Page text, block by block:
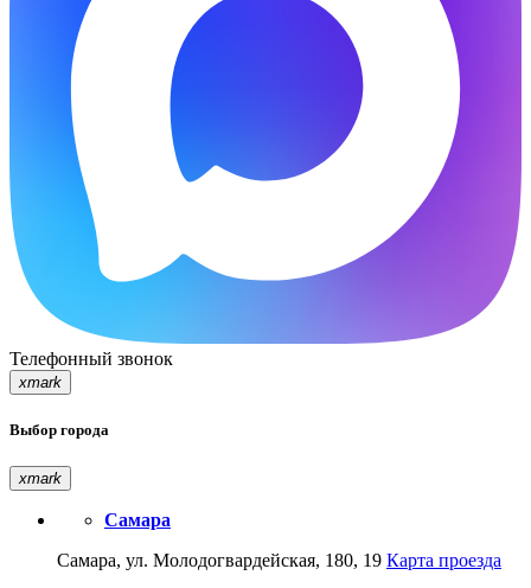
Телефонный звонок
xmark
Выбор города
xmark
Самара
Самара, ул. Молодогвардейская, 180, 19 Карта проезда